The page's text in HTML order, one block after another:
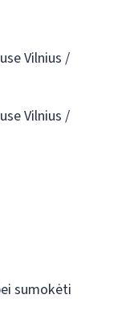
Vilnius /
Vilnius /
sumokėti